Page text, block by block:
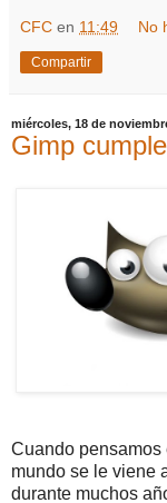
CFC en 11:49 No
Compartir
miércoles, 18 de
Gimp
Cuando pensamos
mundo se le viene
durante muchos